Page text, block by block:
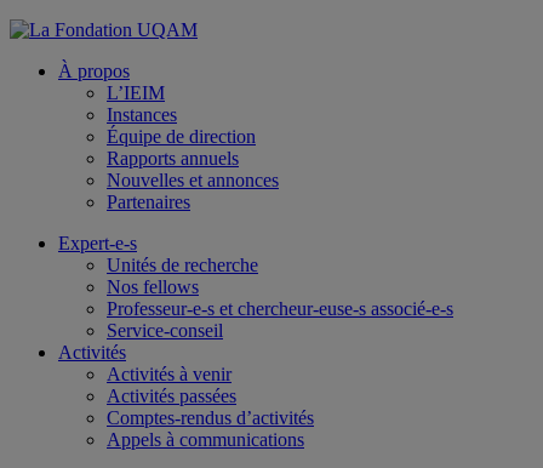
À propos
L’IEIM
Instances
Équipe de direction
Rapports annuels
Nouvelles et annonces
Partenaires
Expert-e-s
Unités de recherche
Nos fellows
Professeur-e-s et chercheur-euse-s associé-e-s
Service-conseil
Activités
Activités à venir
Activités passées
Comptes-rendus d’activités
Appels à communications